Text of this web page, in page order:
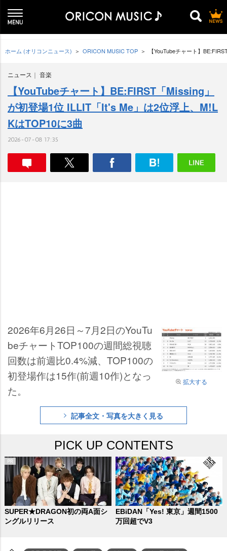
ホーム (オリコンニュース) ORICON MUSIC TOP 【YouTubeチャート】
ニュース 音楽
【YouTubeチャート】BE:FIRST「Missing」
が初登場1位 ILLIT「It's Me」は2位浮上、M!L
KはTOP10に3曲
2026-07-08 17:35
拡大する
2026年6月26日～7月2日のYouTu
beチャートTOP100の週間総視聴
回数は前週比0.4%減、TOP100の
初登場作は15作(前週10作)となっ
た。
記事全文・写真を大きく見る
PICK UP CONTENTS
SUPER★DRAGON初の両A面シ
ングルリリース
EBiDAN「Yes! 東京」週間1500
万回超でV3